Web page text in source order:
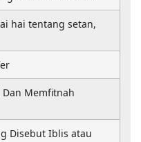
hai tentang setan,
Memfitnah
Disebut Iblis atau